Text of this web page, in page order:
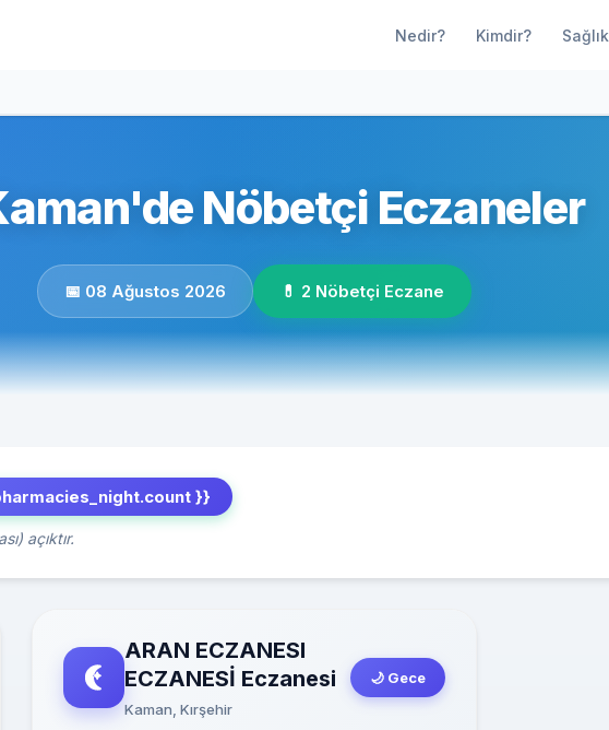
Nedir? Kimdir? Sağlık
Nöbetçi Eczaneler
📅 08 Ağustos 2026 💊 2 Nöbetçi Eczane
}}
açıktır.
ARAN ECZANESI
ECZANESİ Eczanesi
Kaman, Kırşehir
🌙 Gece